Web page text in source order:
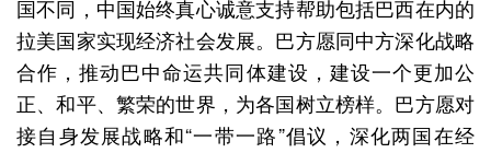
国不同，中国始终真心诚意支持帮助包括巴西在内的
拉美国家实现经济社会发展。巴方愿同中方深化战略
合作，推动巴中命运共同体建设，建设一个更加公
正、和平、繁荣的世界，为各国树立榜样。巴方愿对
接自身发展战略和“一带一路”倡议，深化两国在经